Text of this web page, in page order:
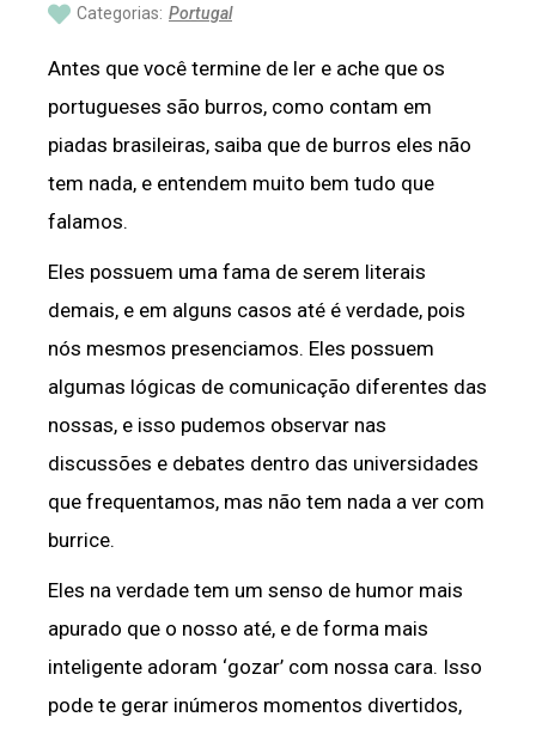
Categorias: Portugal
Antes que você termine de ler e ache que os
portugueses são burros, como contam em
piadas brasileiras, saiba que de burros eles não
tem nada, e entendem muito bem tudo que
falamos.
Eles possuem uma fama de serem literais
demais, e em alguns casos até é verdade, pois
nós mesmos presenciamos. Eles possuem
algumas lógicas de comunicação diferentes das
nossas, e isso pudemos observar nas
discussões e debates dentro das universidades
que frequentamos, mas não tem nada a ver com
burrice.
Eles na verdade tem um senso de humor mais
apurado que o nosso até, e de forma mais
inteligente adoram ‘gozar’ com nossa cara. Isso
pode te gerar inúmeros momentos divertidos,